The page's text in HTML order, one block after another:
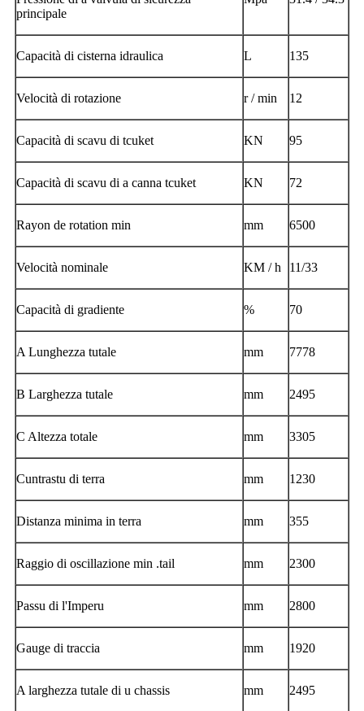
principale
Capacità di cisterna idraulica L 135
Velocità di rotazione r / min 12
Capacità di scavu di tcuket KN 95
Capacità di scavu di a canna tcuket KN 72
Rayon de rotation min mm 6500
Velocità nominale KM / h 11/33
Capacità di gradiente % 70
A Lunghezza tutale mm 7778
B Larghezza tutale mm 2495
C Altezza totale mm 3305
Cuntrastu di terra mm 1230
Distanza minima in terra mm 355
Raggio di oscillazione min .tail mm 2300
Passu di l'Imperu mm 2800
Gauge di traccia mm 1920
A larghezza tutale di u chassis mm 2495